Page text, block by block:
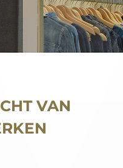
VAN